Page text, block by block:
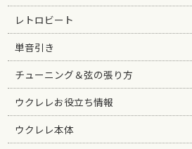
レトロビート
単音引き
チューニング＆弦の張り方
ウクレレお役立ち情報
ウクレレ本体